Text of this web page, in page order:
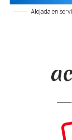
Alojada en